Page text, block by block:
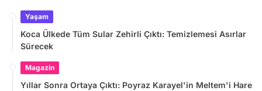
Yaşam
Koca Ülkede Tüm Sular Zehirli Çıktı: Temizlemesi Asırlar
Sürecek
Magazin
Yıllar Sonra Ortaya Çıktı: Poyraz Karayel'in Meltem'i Hare